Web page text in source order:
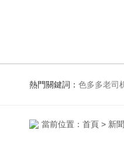
熱門關鍵詞： 色多多老司机视频APP下载
當前位置： 首頁 > 新